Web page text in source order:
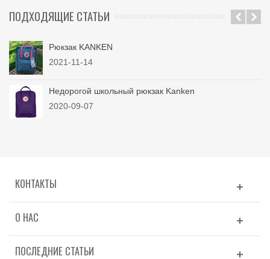
ПОДХОДЯЩИЕ СТАТЬИ
Рюкзак KANKEN
2021-11-14
Недорогой школьный рюкзак Kanken
2020-09-07
КОНТАКТЫ
О НАС
ПОСЛЕДНИЕ СТАТЬИ